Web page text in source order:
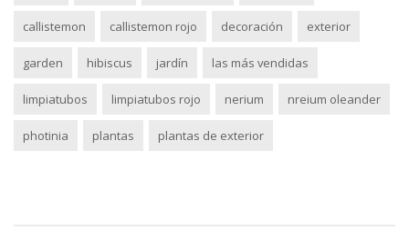
callistemon callistemon rojo decoración exterior
garden hibiscus jardín las más vendidas
limpiatubos limpiatubos rojo nerium nreium oleander
photinia plantas plantas de exterior